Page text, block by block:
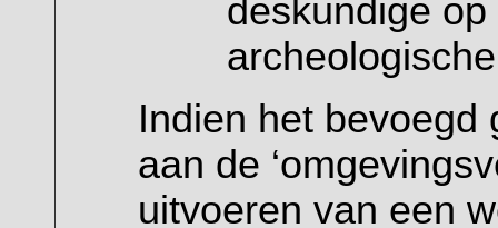
deskundige
Indien het bevoegd
aan de
uitvoeren van een